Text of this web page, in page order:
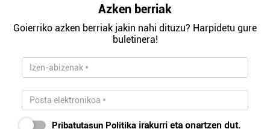
Azken berriak
Goierriko azken berriak jakin nahi dituzu? Harpidetu gure
buletinera!
Pribatutasun Politika irakurri eta onartzen dut.